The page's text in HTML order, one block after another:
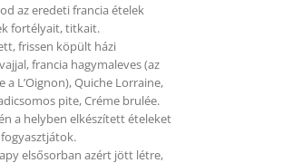
az eredeti francia ételek
fortélyait, titkait.
frissen köpült házi
francia hagymaleves (az
a L’Oignon), Quiche Lorraine,
pite, Créme brulée.
a helyben elkészített ételeket
elsősorban azért jött létre,